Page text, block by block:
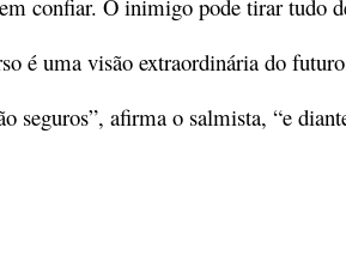
confiar. O inimigo pode tirar tudo
é uma visão extraordinária do
seguros”, afirma o salmista, “e